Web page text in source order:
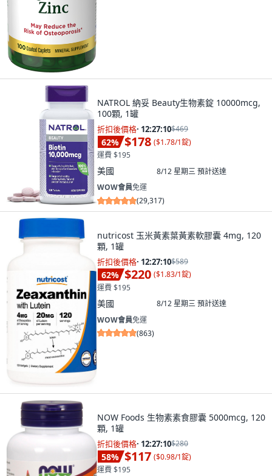
NATROL 納妥 Beauty生物素錠 10000mcg,
100顆, 1罐
折扣後價格· 12:27:09$469
62% $178 ($1.78/1錠)
運費 $195
美國 8/12 星期三預計送達
WOW會員免運
(29,317)
nutricost 玉米黃素葉黃素軟膠囊 4mg, 120
顆, 1罐
折扣後價格· 12:27:09$589
62% $220 ($1.83/1錠)
運費 $195
美國 8/12 星期三預計送達
WOW會員免運
(863)
NOW Foods 生物素素食膠囊 5000mcg, 120
顆, 1罐
折扣後價格· 12:27:09$280
58% $117 ($0.98/1錠)
運費 $195